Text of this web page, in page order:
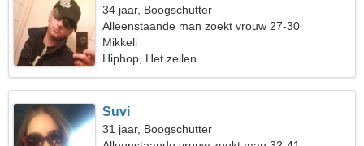
34 jaar, Boogschutter
Alleenstaande man zoekt vrouw 27-30
Mikkeli
Hiphop, Het zeilen
Suvi
31 jaar, Boogschutter